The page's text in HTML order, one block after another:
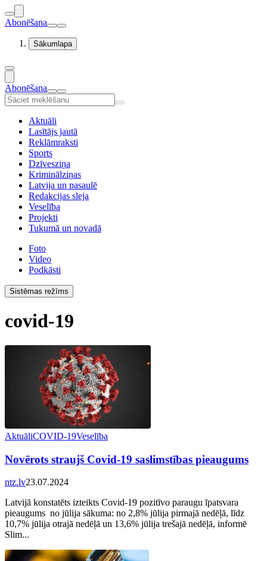
Abonēšana
Sākumlapa
Abonēšana
Aktuāli
Lasītājs jautā
Reklāmraksti
Sports
Dzīvesziņa
Kriminālziņas
Latvija un pasaulē
Redakcijas sleja
Veselība
Projekti
Tukumā un novadā
Foto
Video
Podkāsti
Sistēmas režīms
covid-19
AktuāliCOVID-19Veselība
Novērots straujš Covid-19 saslimstības pieaugums
ntz.lv23.07.2024
Latvijā konstatēts izteikts Covid-19 pozitīvo paraugu īpatsvara
pieaugums no jūlija sākuma: no 2,8% jūlija pirmajā nedēļā, līdz
10,7% jūlija otrajā nedēļā un 13,6% jūlija trešajā nedēļā, informē
Slim...